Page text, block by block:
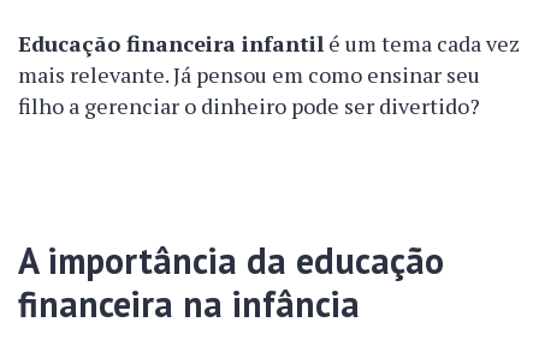
Educação financeira infantil é um tema cada vez
mais relevante. Já pensou em como ensinar seu
filho a gerenciar o dinheiro pode ser divertido?
A importância da educação
financeira na infância